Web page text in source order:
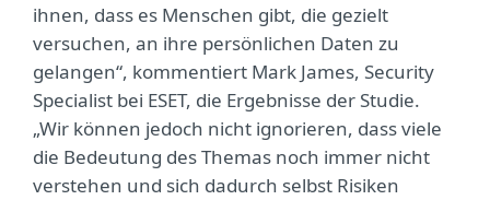
ihnen, dass es Menschen gibt, die gezielt
versuchen, an ihre persönlichen Daten zu
gelangen“, kommentiert Mark James, Security
Specialist bei ESET, die Ergebnisse der Studie.
„Wir können jedoch nicht ignorieren, dass viele
die Bedeutung des Themas noch immer nicht
verstehen und sich dadurch selbst Risiken